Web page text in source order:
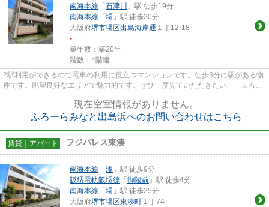
南海本線 「 石津川
」駅 徒歩19分
南海本線 「 堺 」駅 徒歩20分
大阪府堺市堺区出島海岸通 １丁12-18
-
築年数：築20年
階数：4階建
2駅利用ができるので電車の利用に役立つマンションです。徒歩3分に駅がある物
件です。眺望良好なエリアで魅力的です。ぜひ一度見ていただきたい、「ふろー
現在空室情報がありません。
ふろーらみなと出島浜へのお問い合わせはこちら
賃貸｜アパート フジパレス東湊
南海本線 「 湊 」駅 徒歩9分
阪堺電軌阪堺線 「 御陵前 」駅 徒歩4分
南海本線 「 堺 」駅 徒歩25分
大阪府堺市堺区東湊町 １丁74